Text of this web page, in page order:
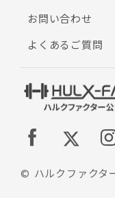
© ハルクファクタ
お問い合わせ
よくあるご質問